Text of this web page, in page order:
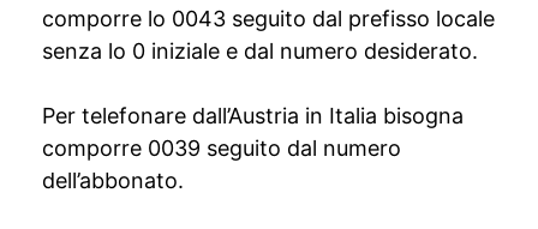
comporre lo 0043 seguito dal prefisso locale
senza lo 0 iniziale e dal numero desiderato.
Per telefonare dall’Austria in Italia bisogna
comporre 0039 seguito dal numero
dell’abbonato.